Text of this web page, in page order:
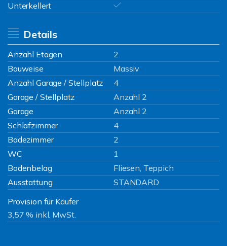
Unterkellert
Details
Anzahl Etagen
2
Bauweise
Massiv
Anzahl Garage / Stellplatz
4
Garage / Stellplatz
Anzahl 2
Garage
Anzahl 2
Schlafzimmer
4
Badezimmer
2
WC
1
Bodenbelag
Fliesen, Teppich
Ausstattung
STANDARD
Provision für Käufer
3,57 % inkl. MwSt.